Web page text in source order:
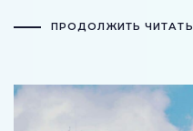
ПРОДОЛЖИТЬ ЧИТАТЬ